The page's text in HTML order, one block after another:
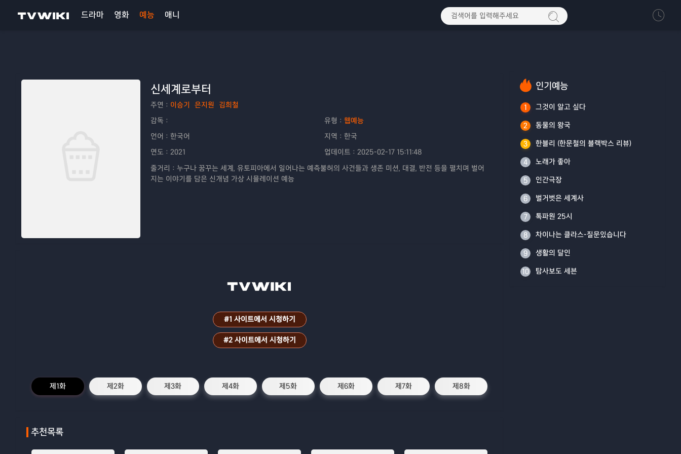
드라마 영화 예능 애니
신세계로부터
주연： 이승기 은지원
김희철
감독：
유형： 웹예능
언어： 한국어 지역： 한국
연도： 2021 업데이트： 2025-02-17 15:11:48
줄거리： 누구나 꿈꾸는 세계, 유토피아에서 일어나는 예측불허의 사건들과 생존 미션, 대결, 반전 등을 펼치며 벌어
지는 이야기를 담은 신개념 가상 시뮬레이션 예능
#1 사이트에서 시청하기
#2 사이트에서 시청하기
제1화 제2화 제3화 제4화 제5화 제6화 제7화 제8화
추천목록
인기예능
1 그것이 알고 싶다
2 동물의 왕국
3 한블리 (한문철의 블랙박스 리뷰)
4 노래가 좋아
5 인간극장
6 벌거벗은 세계사
7 톡파원 25시
8 차이나는 클라스-질문있습니다
9 생활의 달인
10 탐사보도 세븐